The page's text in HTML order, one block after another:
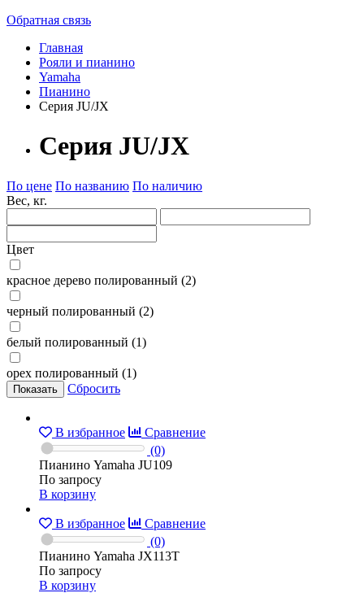
Обратная связь
Главная
Рояли и пианино
Yamaha
Пианино
Серия JU/JX
Серия JU/JX
По цене По названию По наличию
Вес, кг.
Цвет
красное дерево полированный (2)
черный полированный (2)
белый полированный (1)
орех полированный (1)
Сбросить
В избранное
Сравнение
(0)
Пианино Yamaha JU109
По запросу
В корзину
В избранное
Сравнение
(0)
Пианино Yamaha JX113T
По запросу
В корзину